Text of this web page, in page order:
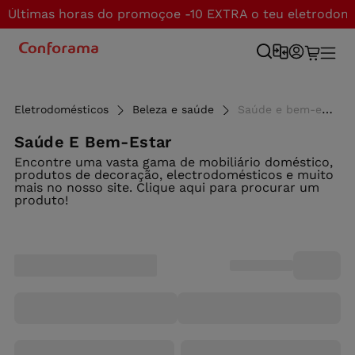
Últimas horas do promoçoe -10 EXTRA o teu
Eletrodomésticos Beleza e saúde Saúde e bem-estar - Conforama
Saúde E Bem-Estar
Encontre uma vasta gama de mobiliário doméstico,
produtos de decoração, electrodomésticos e muito
mais no nosso site. Clique aqui para procurar um
produto!